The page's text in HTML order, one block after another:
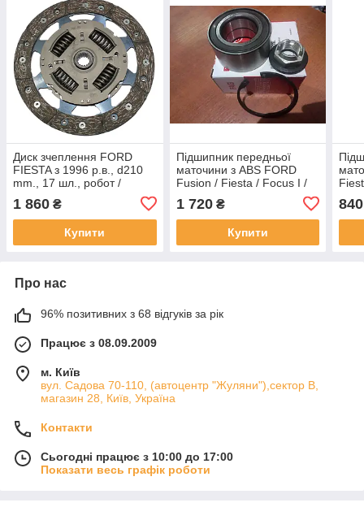
Диск зчеплення FORD
FIESTA з 1996 р.в., d210
mm., 17 шл., робот /
1 860 ₴
Купити
Підшипник передньої
маточини з ABS FORD
Fusion / Fiesta / Focus I /
1 720₴
Купити
840
Про нас
96% позитивних з 68 відгуків за рік
Працює з 08.09.2009
м. Київ
вул. Садова 70-110, (автоцентр "Жуляни"),сектор В,
магазин 28, Київ, Україна
Контакти
Сьогодні працює з 10:00 до 17:00
Показати весь графік роботи